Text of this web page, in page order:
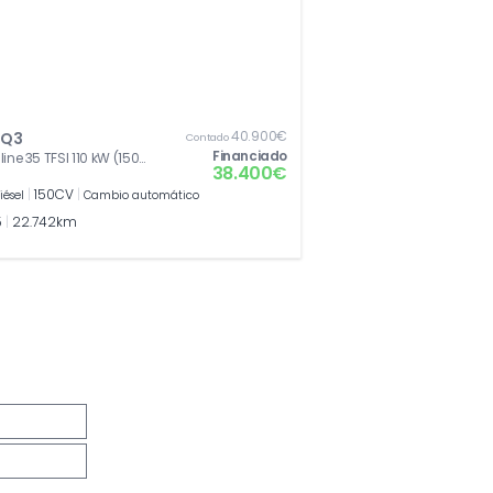
35 TFSI 110 kW (150
Contado40.900€
Financiado
38.400€
150CV Cambio automático
22.742km